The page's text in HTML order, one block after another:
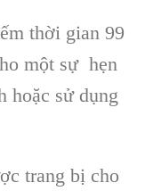
thời gian 99
một sự hẹn
hoặc sử dụng
trang bị cho